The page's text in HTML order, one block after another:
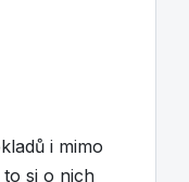
i mimo
to si o nich